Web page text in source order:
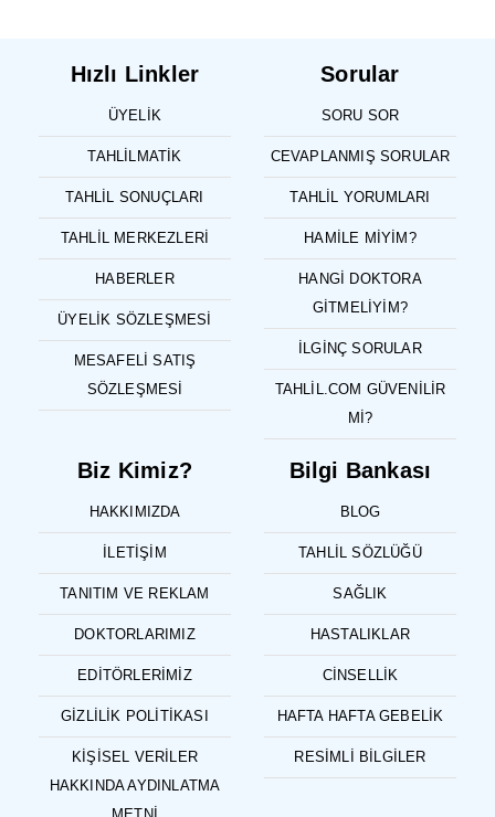
Hızlı Linkler
ÜYELIK
TAHLILMATIK
TAHLIL SONUÇLARI
TAHLIL MERKEZLERI
HABERLER
ÜYELIK SÖZLEŞMESI
MESAFELI SATIŞ
SÖZLEŞMESI
Sorular
SORU SOR
CEVAPLANMIŞ SORULAR
TAHLIL YORUMLARI
HAMILE MIYIM?
HANGI DOKTORA
GITMELIYIM?
İLGINÇ SORULAR
TAHLIL.COM GÜVENILIR
MI?
Biz Kimiz?
HAKKIMIZDA
İLETIŞIM
TANITIM VE REKLAM
DOKTORLARIMIZ
EDITÖRLERIMIZ
GIZLILIK POLITIKASI
KIŞISEL VERILER
HAKKINDA AYDINLATMA
Bilgi Bankası
BLOG
TAHLIL SÖZLÜĞÜ
SAĞLIK
HASTALIKLAR
CINSELLIK
HAFTA HAFTA GEBELIK
RESIMLI BILGILER